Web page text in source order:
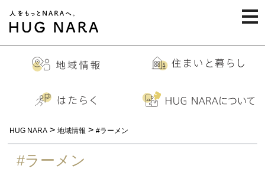
HUG NARA > 地域情報 > #ラーメン
#ラーメン